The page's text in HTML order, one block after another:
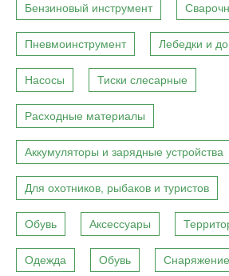
Бензиновый инструмент
Пневмоинструмент Лебедки и
Насосы Тиски слесарные
Расходные материалы
Аккумуляторы и зарядные устройства
Для охотников, рыбаков и туристов
Обувь Аксессуары
Одежда Обувь Снаряжение